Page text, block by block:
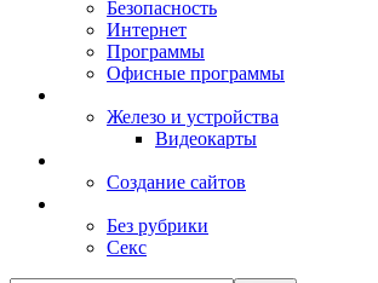
Безопасность
Интернет
Программы
Офисные программы
Железо и устройства
Видеокарты
Создание сайтов
Без рубрики
Секс